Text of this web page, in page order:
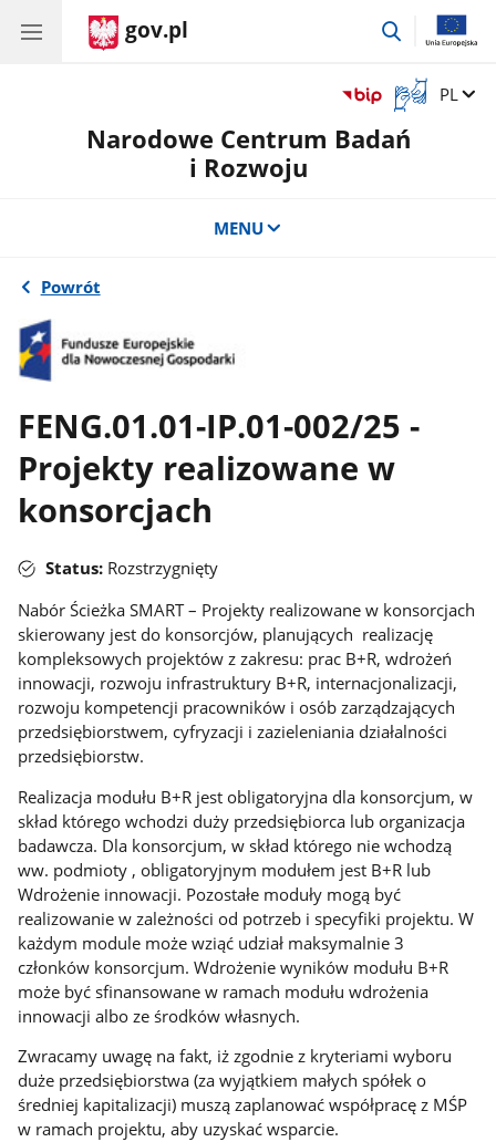
gov.pl
przejdź
Otwórz
okno
z
Zmień
PL
Narodowe Centrum Badań
i Rozwoju
MENU
Powrót
FENG.01.01-IP.01-002/25 -
Projekty realizowane w
konsorcjach
Status: Rozstrzygnięty
Nabór Ścieżka SMART – Projekty realizowane w konsorcjach
skierowany jest do konsorcjów, planujących realizację
kompleksowych projektów z zakresu: prac B+R, wdrożeń
innowacji, rozwoju infrastruktury B+R, internacjonalizacji,
rozwoju kompetencji pracowników i osób zarządzających
przedsiębiorstwem, cyfryzacji i zazieleniania działalności
przedsiębiorstw.
Realizacja modułu B+R jest obligatoryjna dla konsorcjum, w
skład którego wchodzi duży przedsiębiorca lub organizacja
badawcza. Dla konsorcjum, w skład którego nie wchodzą
ww. podmioty , obligatoryjnym modułem jest B+R lub
Wdrożenie innowacji. Pozostałe moduły mogą być
realizowanie w zależności od potrzeb i specyfiki projektu. W
każdym module może wziąć udział maksymalnie 3
członków konsorcjum. Wdrożenie wyników modułu B+R
może być sfinansowane w ramach modułu wdrożenia
innowacji albo ze środków własnych.
Zwracamy uwagę na fakt, iż zgodnie z kryteriami wyboru
duże przedsiębiorstwa (za wyjątkiem małych spółek o
średniej kapitalizacji) muszą zaplanować współpracę z MŚP
w ramach projektu, aby uzyskać wsparcie.